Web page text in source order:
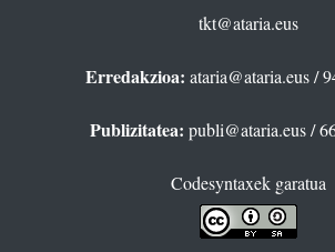
tkt@ataria.eus
Erredakzioa: ataria@ataria.eus/
Publizitatea: publi@ataria.eus/
Codesyntaxek garatua